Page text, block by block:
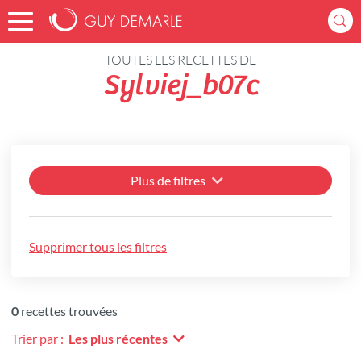
Accueil Recettes
TOUTES LES RECETTES DE
Sylviej_b07c
Plus de filtres
Supprimer tous les filtres
0 recettes trouvées
Trier par : Les plus récentes